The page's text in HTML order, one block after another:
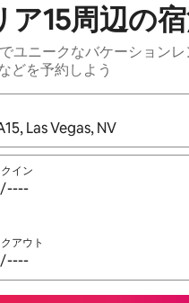
ア15⁠周⁠辺⁠の
ユニークなバ⁠ケ⁠ー⁠シ⁠ョ⁠ン
ど⁠を予⁠約⁠し⁠よ⁠う
果が表示されたら、上下の矢印
イン
アウト